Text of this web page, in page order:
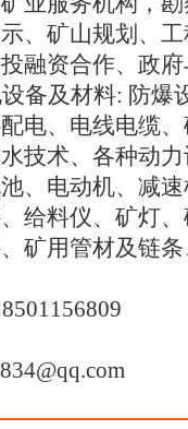
、矿山规划、
融资合作、政
备及材料: 防爆
电、电线电缆
技术、各种动
、电动机、减
给料仪、矿灯
矿用管材及链